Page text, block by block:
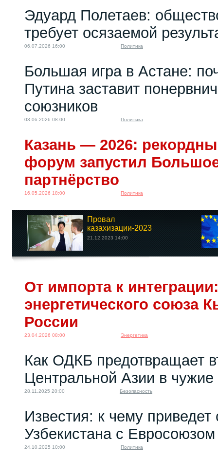
Эдуард Полетаев:
требует осязаемой
06.07.2026 16:00 Политика
Большая игра в Астане:
Путина заставит
союзников
03.06.2026 08:00 Политика
Казань — 2026:
форум запустил
партнёрство
16.05.2026 18:00 Политика
Провал
казахизации-2023
21.12.2023 14:00
От импорта к
энергетического союза
России
23.04.2026 08:00 Энергетика
Как ОДКБ предотвращает
Центральной Азии в
28.11.2025 20:00 Безопасность
Известия: к чему
Узбекистана с Евросоюзом
24.10.2025 10:00 Политика